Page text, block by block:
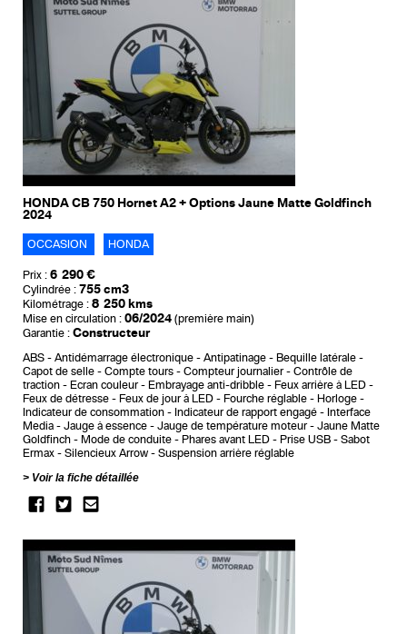
HONDA CB 750 Hornet A2 + Options Jaune Matte Goldfinch
2024
OCCASION HONDA
Prix : 6 290 €
Cylindrée : 755 cm3
Kilométrage : 8 250 kms
Mise en circulation : 06/2024 (première main)
Garantie : Constructeur
ABS Antidémarrage électronique Antipatinage
Bequille latérale
Capot de selle
Compte tours Compteur journalier
Contrôle de
traction
Ecran couleur Embrayage anti-dribble
Feux arrière à LED
Feux de détresse
Feux de jour à LED Fourche réglable
Horloge
Indicateur de consommation
Indicateur de rapport engagé
Interface
Media
Jauge à essence Jauge de température moteur
Jaune Matte
Goldfinch
Mode de conduite Phares avant LED Prise USB
Sabot
Ermax
Silencieux Arrow
Suspension arrière réglable
Voir la fiche détaillée